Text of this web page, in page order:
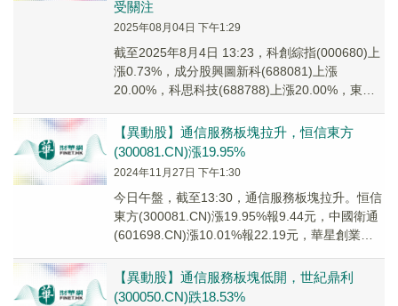
受關注
2025年08月04日 下午1:29
截至2025年8月4日 13:23，科創綜指(000680)上
漲0.73%，成分股興圖新科(688081)上漲
20.00%，科思科技(688788)上漲20.00%，東芯
【異動股】通信服務板塊拉升，恒信東方
(300081.CN)漲19.95%
2024年11月27日 下午1:30
今日午盤，截至13:30，通信服務板塊拉升。恒信
東方(300081.CN)漲19.95%報9.44元，中國衛通
(601698.CN)漲10.01%報22.19元，華星創業
【異動股】通信服務板塊低開，世紀鼎利
(300050.CN)跌18.53%